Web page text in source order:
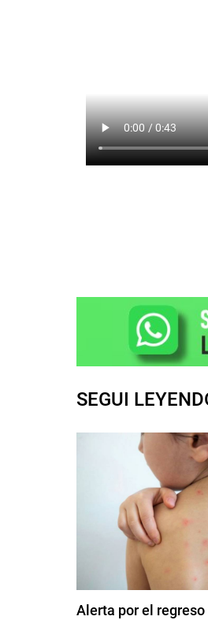
SEGUI
Alerta por el